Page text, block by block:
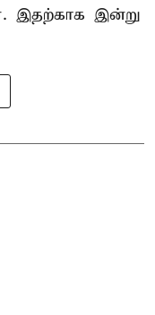
இதற்காக இன்று